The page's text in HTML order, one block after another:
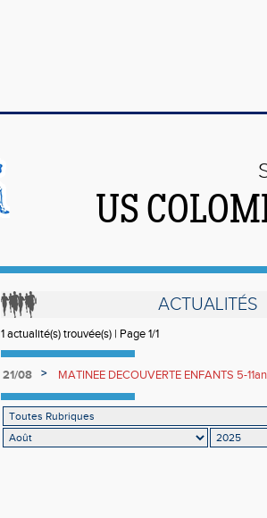
US
ACTUALITÉS
1 actualité(s) trouvée(s) | Page 1/1
21/08 >
MATINEE DECOUVERTE ENFANTS 5-